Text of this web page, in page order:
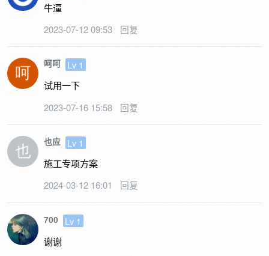
牛逼
2023-07-12 09:53
回复
呵呵
Lv 1
试用一下
2023-07-16 15:58
回复
也应
Lv 1
施工专项方案
2024-03-12 16:01
回复
700
Lv 1
谢谢